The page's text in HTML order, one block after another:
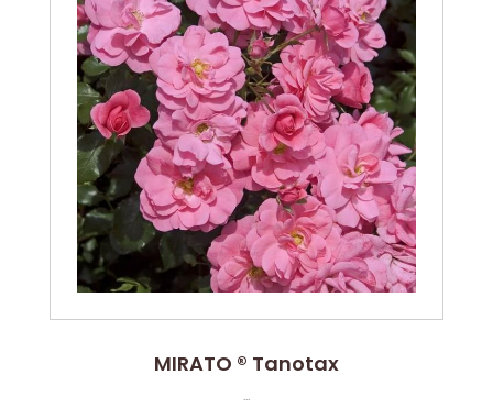
MIRATO ® Tanotax
...